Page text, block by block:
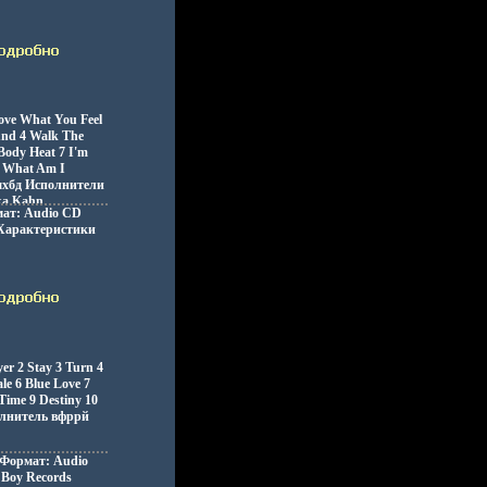
2006 г
инфо 5111z.
What You Feel
4 Walk The
Heat 7 I'm
What Am I
Исполнители
Kahn.
Audio CD
2 Stay 3 Turn 4
6 Blue Love 7
9 Destiny 10
вфррй
Audio
Records